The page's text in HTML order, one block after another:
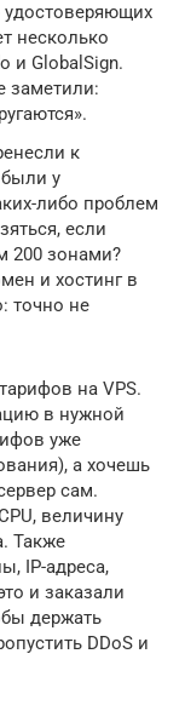
несколько
и GlobalSign.
заметили:
к
у
либо проблем
если
200 зонами?
и хостинг в
точно не
на VPS.
в нужной
уже
а хочешь
сам.
величину
Также
IP-адреса,
и заказали
держать
DDoS и